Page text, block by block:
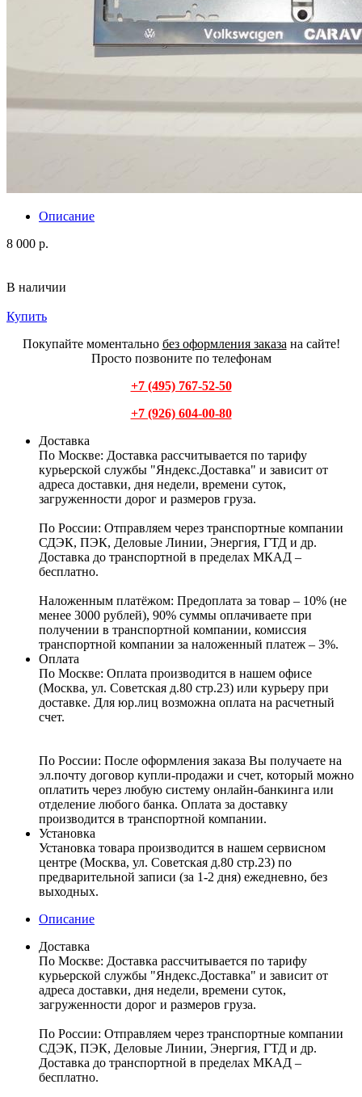
Описание
8 000 р.
В наличии
Купить
Покупайте моментально без оформления заказа на сайте!
Просто позвоните по телефонам
+7 (495) 767-52-50
+7 (926) 604-00-80
Доставка
По Москве: Доставка рассчитывается по тарифу
курьерской службы "Яндекс.Доставка" и зависит от
адреса доставки, дня недели, времени суток,
загруженности дорог и размеров груза.
По России: Отправляем через транспортные компании
СДЭК, ПЭК, Деловые Линии, Энергия, ГТД и др.
Доставка до транспортной в пределах МКАД –
бесплатно.
Наложенным платёжом: Предоплата за товар – 10% (не
менее 3000 рублей), 90% суммы оплачиваете при
получении в транспортной компании, комиссия
транспортной компании за наложенный платеж – 3%.
Оплата
По Москве: Оплата производится в нашем офисе
(Москва, ул. Советская д.80 стр.23) или курьеру при
доставке. Для юр.лиц возможна оплата на расчетный
счет.
По России: После оформления заказа Вы получаете на
эл.почту договор купли-продажи и счет, который можно
оплатить через любую систему онлайн-банкинга или
отделение любого банка. Оплата за доставку
производится в транспортной компании.
Установка
Установка товара производится в нашем сервисном
центре (Москва, ул. Советская д.80 стр.23) по
предварительной записи (за 1-2 дня) ежедневно, без
выходных.
Описание
Доставка
По Москве: Доставка рассчитывается по тарифу
курьерской службы "Яндекс.Доставка" и зависит от
адреса доставки, дня недели, времени суток,
загруженности дорог и размеров груза.
По России: Отправляем через транспортные компании
СДЭК, ПЭК, Деловые Линии, Энергия, ГТД и др.
Доставка до транспортной в пределах МКАД –
бесплатно.